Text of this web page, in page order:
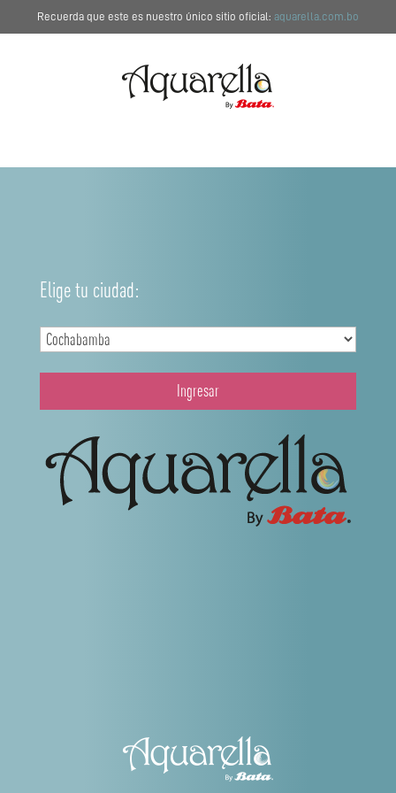
Recuerda que este es nuestro único sitio oficial: aquarella.com.bo
Elige tu ciudad:
Ingresar